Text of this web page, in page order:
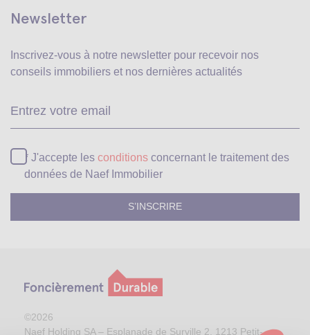
Newsletter
Inscrivez-vous à notre newsletter pour recevoir nos
conseils immobiliers et nos dernières actualités
* J'accepte les conditions concernant le traitement des
données de Naef Immobilier
©2026
Naef Holding SA – Esplanade de Surville 2, 1213 Petit-